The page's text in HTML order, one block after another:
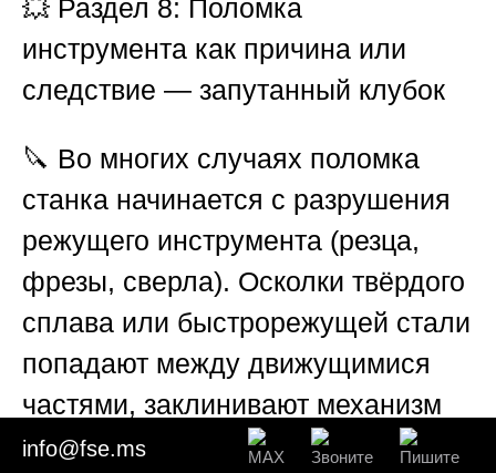
💥 Раздел 8: Поломка
инструмента как причина или
следствие — запутанный клубок
🔪 Во многих случаях поломка
станка начинается с разрушения
режущего инструмента (резца,
фрезы, сверла). Осколки твёрдого
сплава или быстрорежущей стали
попадают между движущимися
частями, заклинивают механизм
подачи, разбивают направляющие
info@fse.ms